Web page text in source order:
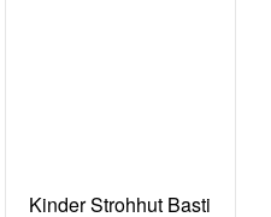
werdenKinder Strohhut Basti